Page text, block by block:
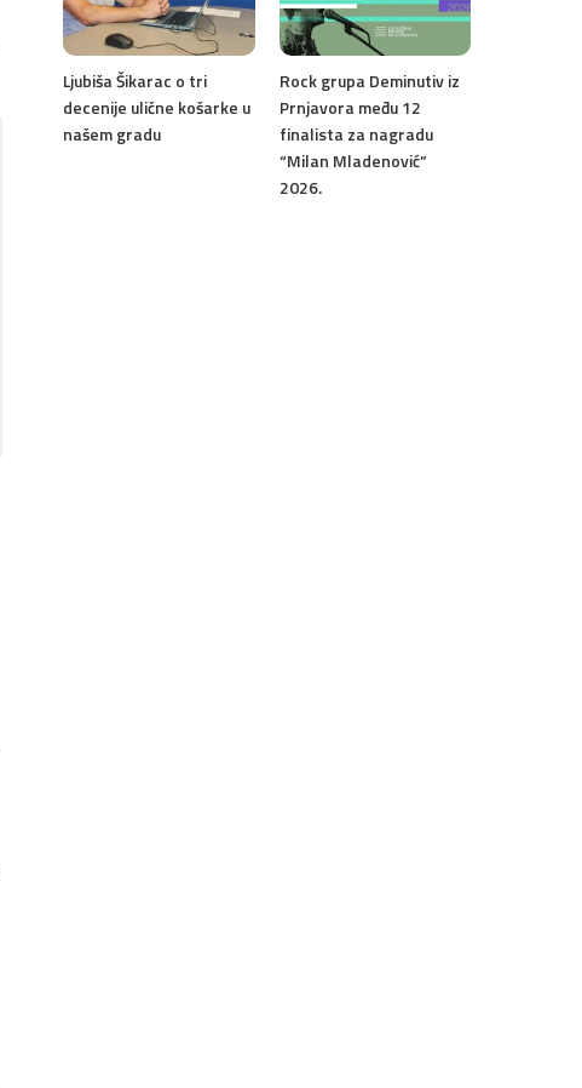
Ljubiša Šikarac o tri
decenije ulične košarke u
našem gradu
Rock grupa Deminutiv iz
Prnjavora među 12
finalista za nagradu
“Milan Mladenović”
2026.